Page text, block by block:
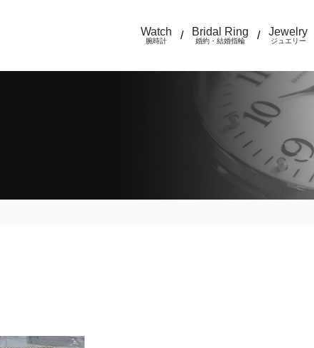
Watch
腕時計 / Bridal Ring
婚約・結婚指輪 / Jewelry
ジュエリー